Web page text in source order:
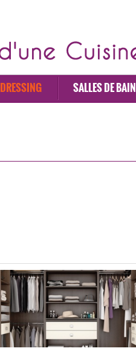
DRESSING SALLES DE BAIN